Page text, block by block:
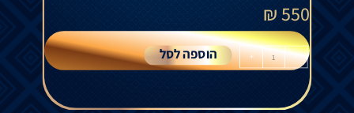
550
₪
-
+ הוספה לסל